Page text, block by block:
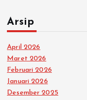
Arsip
April 2026
Maret 2026
Februari 2026
Januari 2026
Desember 2025